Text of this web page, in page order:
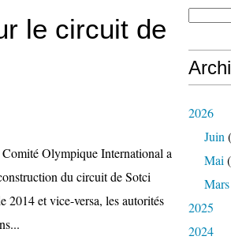
le circuit de
Olympique International a
du circuit de Sotci
2014 et vice-versa, les autorités
2026
Juin
Mai
Mars
2025
2024